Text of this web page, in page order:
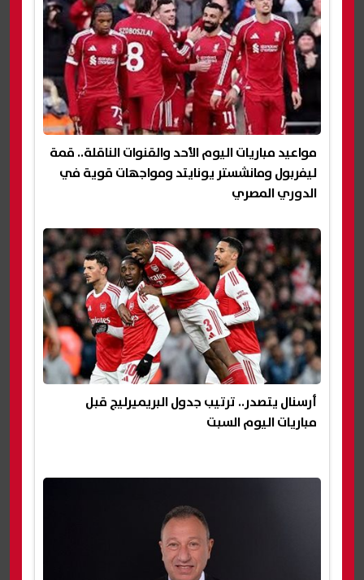
مواعيد مباريات اليوم الأحد والقنوات الناقلة.. قمة
ليفربول ومانشستر يونايتد ومواجهات قوية في
الدوري المصري
أرسنال يتصدر.. ترتيب جدول البريميرليج قبل
مباريات اليوم السبت